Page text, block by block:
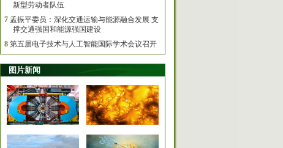
新型劳动者队伍
7 孟振平委员：深化交通运输与能源融合发展 支
撑交通强国和能源强国建设
8 第五届电子技术与人工智能国际学术会议召开
图片新闻